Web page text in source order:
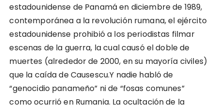
estadounidense de Panamá en diciembre de 1989,
contemporánea a la revolución rumana, el ejército
estadounidense prohibió a los periodistas filmar
escenas de la guerra, la cual causó el doble de
muertes (alrededor de 2000, en su mayoría civiles)
que la caída de Causescu.Y nadie habló de
“genocidio panameño” ni de “fosas comunes”
como ocurrió en Rumania. La ocultación de la